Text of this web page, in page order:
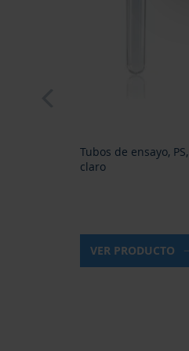
Tubos de ensayo, PS,
claro
VER PRODUCTO